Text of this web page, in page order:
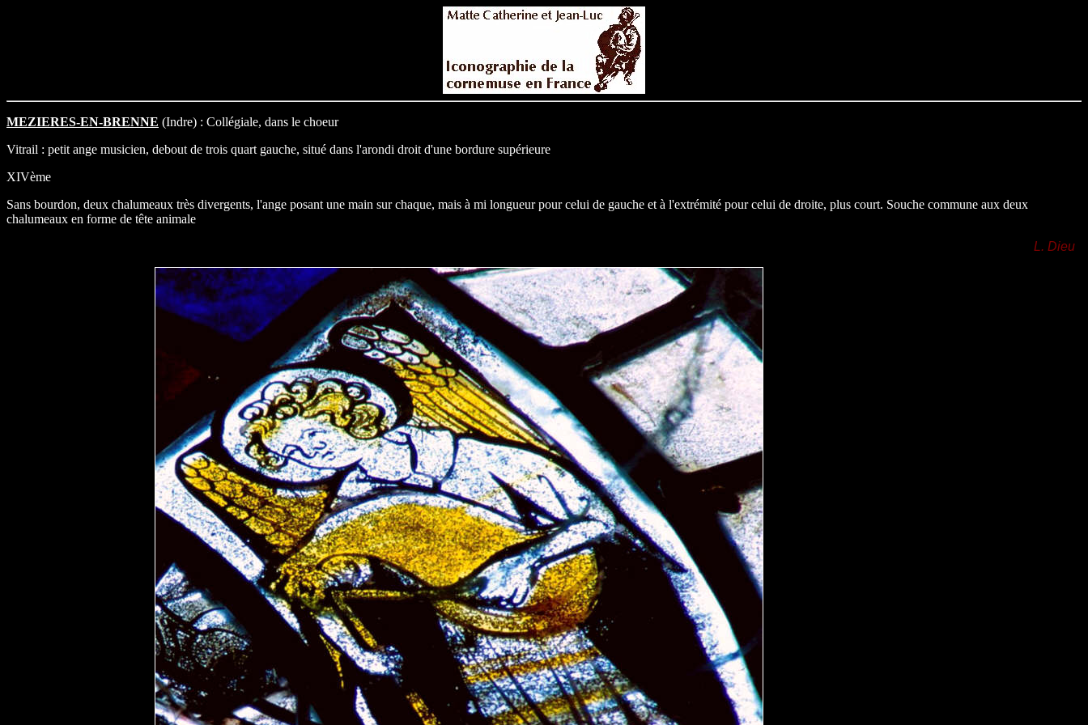
MEZIERES-EN-BRENNE (Indre) : Collégiale, dans le choeur
Vitrail : petit ange musicien, debout de trois quart gauche, situé dans l'arondi droit d'une bordure supérieure
XIVème
Sans bourdon, deux chalumeaux très divergents, l'ange posant une main sur chaque, mais à mi longueur pour celui de gauche et à l'extrémité pour celui de droite, plus court. Souche commune aux deux
chalumeaux en forme de tête animale
L. Dieu